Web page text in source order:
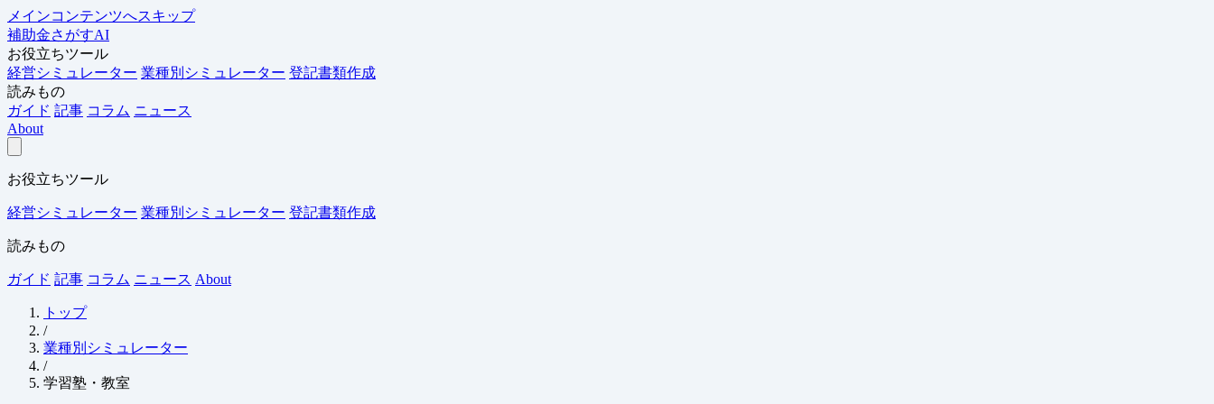
メインコンテンツへスキップ
補助金さがすAI
お役立ちツール
経営シミュレーター 業種別シミュレーター 登記書類作成
読みもの
ガイド 記事 コラム ニュース
About
お役立ちツール
経営シミュレーター 業種別シミュレーター 登記書類作成
読みもの
ガイド 記事 コラム ニュース About
トップ
/
業種別シミュレーター
/
学習塾・教室